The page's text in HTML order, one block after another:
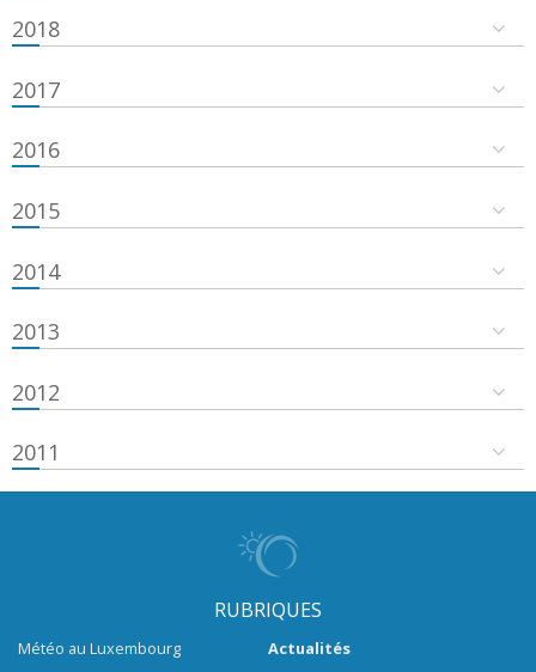
2018
2017
2016
2015
2014
2013
2012
2011
RUBRIQUES
Météo au Luxembourg
Actualités